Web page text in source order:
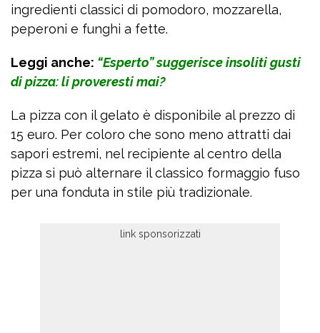
ingredienti classici di pomodoro, mozzarella,
peperoni e funghi a fette.
Leggi anche: “Esperto” suggerisce insoliti gusti
di pizza: li proveresti mai?
La pizza con il gelato è disponibile al prezzo di
15 euro. Per coloro che sono meno attratti dai
sapori estremi, nel recipiente al centro della
pizza si può alternare il classico formaggio fuso
per una fonduta in stile più tradizionale.